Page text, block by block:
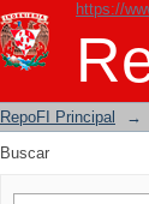
https://
Buscar
RepoFI Principal →
Buscar